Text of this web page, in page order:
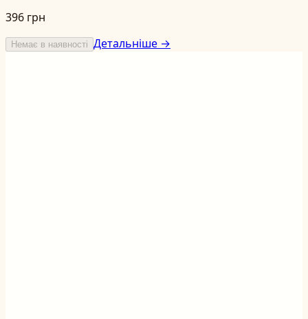
396 грн
Немає в наявності Детальніше →